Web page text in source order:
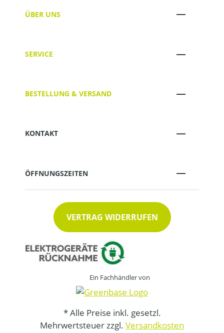
ÜBER UNS
SERVICE
BESTELLUNG & VERSAND
KONTAKT
ÖFFNUNGSZEITEN
VERTRAG WIDERRUFEN
Ein Fachhändler von
* Alle Preise inkl. gesetzl.
Mehrwertsteuer zzgl. Versandkosten